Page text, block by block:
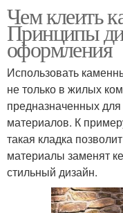
Чем клеить
Принципы
оформления
Использовать
не только в жилых
предназначенных
материалов. К
такая кладка
материалы заменят
стильный дизайн.